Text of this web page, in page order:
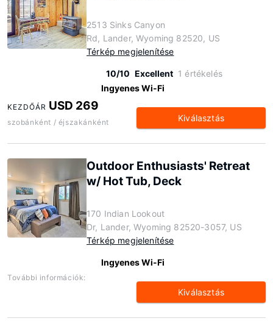
2513 Sinks Canyon
Rd, Lander, Wyoming 82520, US
Térkép megjelenítése
10/10 Excellent 1 értékelés
Ingyenes Wi-Fi
KEZDŐÁR USD 269
szobánként / éjszakánként Kiválasztás
Outdoor Enthusiasts' Retreat
w/ Hot Tub, Deck
170 Indian Lookout
Dr, Lander, Wyoming 82520-3057, US
Térkép megjelenítése
Ingyenes Wi-Fi
További információk:
Kiválasztás